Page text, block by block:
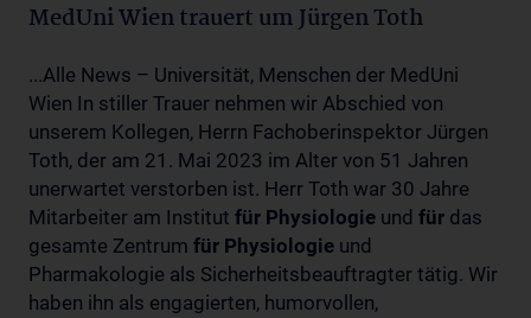
MedUni Wien trauert um Jürgen Toth
...Alle News – Universität, Menschen der MedUni
Wien In stiller Trauer nehmen wir Abschied von
unserem Kollegen, Herrn Fachoberinspektor Jürgen
Toth, der am 21. Mai 2023 im Alter von 51 Jahren
unerwartet verstorben ist. Herr Toth war 30 Jahre
Mitarbeiter am Institut für Physiologie und für das
gesamte Zentrum für Physiologie und
Pharmakologie als Sicherheitsbeauftragter tätig. Wir
haben ihn als engagierten, humorvollen,